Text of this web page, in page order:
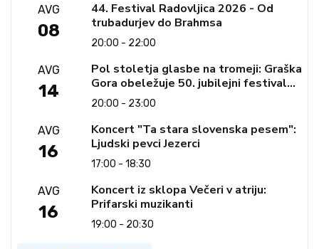
AVG
08
44. Festival Radovljica 2026 - Od
trubadurjev do Brahmsa
20:00 - 22:00
AVG
14
Pol stoletja glasbe na tromeji: Graška
Gora obeležuje 50. jubilejni festival
narodno-zabavne glasbe
20:00 - 23:00
AVG
16
Koncert "Ta stara slovenska pesem":
Ljudski pevci Jezerci
17:00 - 18:30
AVG
16
Koncert iz sklopa Večeri v atriju:
Prifarski muzikanti
19:00 - 20:30